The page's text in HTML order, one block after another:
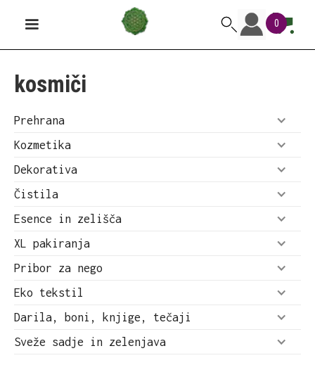
0
kosmiči
Prehrana
Kozmetika
Dekorativa
Čistila
Esence in zelišča
XL pakiranja
Pribor za nego
Eko tekstil
Darila, boni, knjige, tečaji
Sveže sadje in zelenjava